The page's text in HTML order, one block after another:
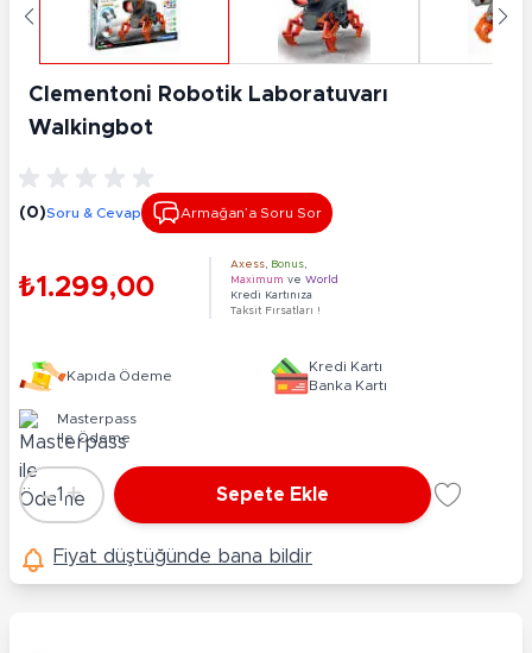
Clementoni Robotik Laboratuvarı
Walkingbot
(0)Soru & Cevap Armağan’a Soru Sor
₺1.299,00
Axess Bonus
Maximum ve World
Kredi Kartınıza
Taksit Fırsatları !
Kapıda Ödeme
Kredi Kartı
Banka Kartı
Masterpass
ile Ödeme
Adet
-1 + Sepete Ekle
Fiyat düştüğünde bana bildir